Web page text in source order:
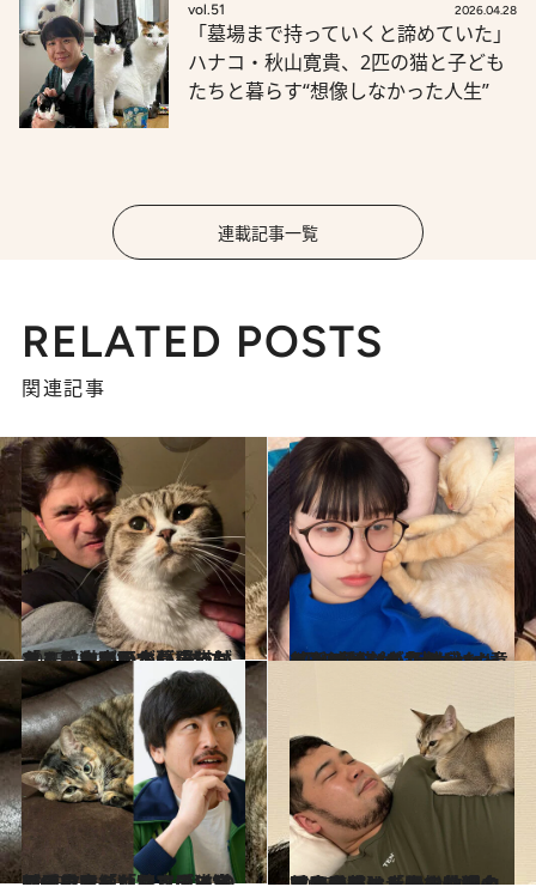
vol.51 2026.04.28
「墓場まで持っていくと諦めていた」
ハナコ・秋山寛貴、2匹の猫と子ども
たちと暮らす“想像しなかった人生”
連載記事一覧
RELATED POSTS
関連記事
2025.10.25
マユリカ・阪本が語った、愛猫がいる暮らし「こんなにかわいい猫がおるんやって…」「むちゃくちゃ寂しがり屋で甘えん坊なんです」
カルチャー 2025.9.17
2匹の愛猫が「大ゲンカして近づけない距離感に…」リンダカラー∞・りなぴっぴが、サンシャイン池崎からもらった“意外なアドバイス”
カルチャー
2025.7.6
しずる・純「ロコディ堂前に見限られた」愛猫家とは思えない写真フォルダの中身と独特すぎる猫の愛し方「なでるのは50回まで」
カルチャー 2025.6.6
【令和ロマン・松井ケムリと愛猫】「生き物の名前は全部、幸子でいい。それ以外は人間の傲慢」愛するあまりSNSに猫の写真を載せられない理由とは？
カルチャー